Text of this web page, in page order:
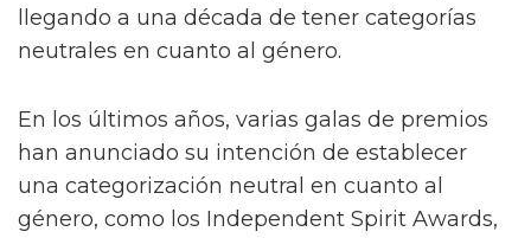
llegando a una década de tener categorías
neutrales en cuanto al género.
En los últimos años, varias galas de premios
han anunciado su intención de establecer
una categorización neutral en cuanto al
género, como los Independent Spirit Awards,